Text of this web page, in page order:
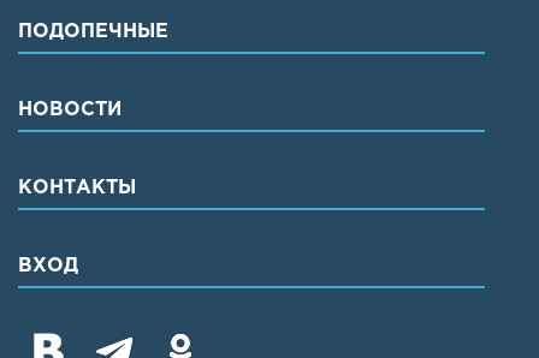
ПОДОПЕЧНЫЕ
НОВОСТИ
КОНТАКТЫ
ВХОД